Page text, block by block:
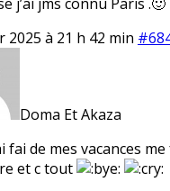
2025 à 21 h 42 min
Doma Et Akaza
fai de mes vacances
et c tout